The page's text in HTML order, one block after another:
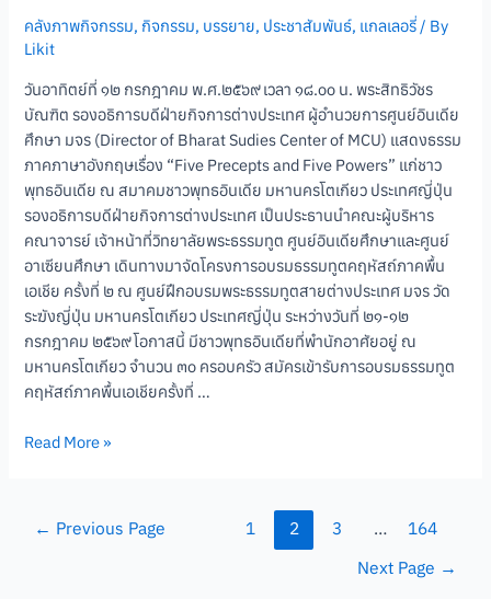
คลังภาพกิจกรรม, กิจกรรม, บรรยาย, ประชาสัมพันธ์, แกลเลอรี่ / By
Likit
วันอาทิตย์ที่ ๑๒ กรกฎาคม พ.ศ.๒๕๖๙ เวลา ๑๘.๐๐ น. พระสิทธิวัชร
บัณฑิต รองอธิการบดีฝ่ายกิจการต่างประเทศ ผู้อำนวยการศูนย์อินเดีย
ศึกษา มจร (Director of Bharat Sudies Center of MCU) แสดงธรรม
ภาคภาษาอังกฤษเรื่อง “Five Precepts and Five Powers” แก่ชาว
พุทธอินเดีย ณ สมาคมชาวพุทธอินเดีย มหานครโตเกียว ประเทศญี่ปุ่น
รองอธิการบดีฝ่ายกิจการต่างประเทศ เป็นประธานนำคณะผู้บริหาร
คณาจารย์ เจ้าหน้าที่วิทยาลัยพระธรรมทูต ศูนย์อินเดียศึกษาและศูนย์
อาเซียนศึกษา เดินทางมาจัดโครงการอบรมธรรมทูตคฤหัสถ์ภาคพื้น
เอเชีย ครั้งที่ ๒ ณ ศูนย์ฝึกอบรมพระธรรมทูตสายต่างประเทศ มจร วัด
ระฆังญี่ปุ่น มหานครโตเกียว ประเทศญี่ปุ่น ระหว่างวันที่ ๒๑-๑๒
กรกฎาคม ๒๕๖๙ โอกาสนี้ มีชาวพุทธอินเดียที่พำนักอาศัยอยู่ ณ
มหานครโตเกียว จำนวน ๓๐ ครอบครัว สมัครเข้ารับการอบรมธรรมทูต
คฤหัสถ์ภาคพื้นเอเชียครั้งที่ …
Read More »
← Previous Page 1 2 3 …
164
Next Page →